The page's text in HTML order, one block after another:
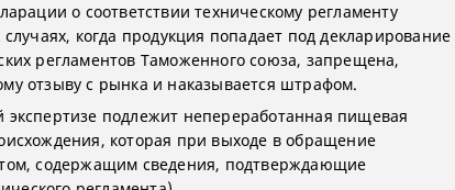
о соответствии техническому регламенту
когда продукция попадает под декларирование
регламентов Таможенного союза, запрещена,
отзыву с рынка и наказывается штрафом.
экспертизе подлежит непереработанная пищевая
которая при выходе в обращение
содержащим сведения, подтверждающие